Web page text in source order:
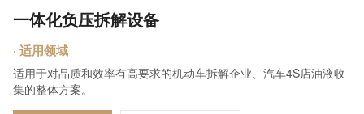
一体化负压拆解设备
· 适用领域
适用于对品质和效率有高要求的机动车拆解企业、汽车4S店油液收
集的整体方案。